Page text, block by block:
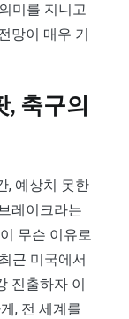
미를 지니고
망이 매우 기
축구의
, 예상치 못한
레이크라는
무슨 이유로
근 미국에서
진출하자 이
, 전 세계를